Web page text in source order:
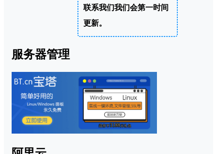
联系我们我们会第一时间
更新。
服务器管理